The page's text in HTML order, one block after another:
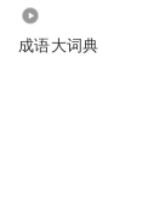
成语大词典